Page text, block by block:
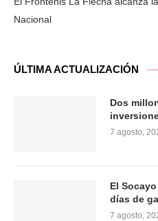
Nacional
ÚLTIMA ACTUALIZACIÓN
Dos
7 agosto,
El
días de
7 agosto,